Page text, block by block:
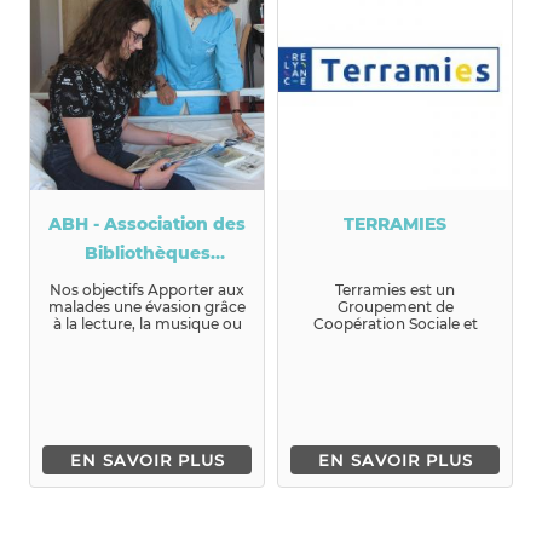
ABH - Association des
Bibliothèques
d'Hôpitaux de Lyon et
sa région
Nos objectifs Apporter aux
malades une évasion grâce
à la lecture, la musique ou
EN SAVOIR PLUS
TERRAMIES
Terramies est un
Groupement de
Coopération Sociale et
EN SAVOIR PLUS